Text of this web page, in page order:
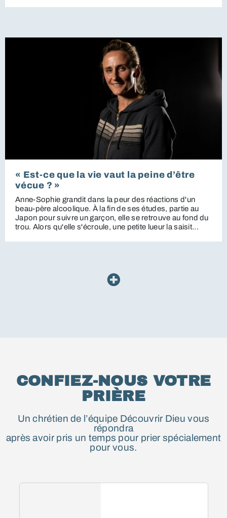
« Est-ce que la vie vaut la peine d’être
vécue ? »
Anne-Sophie grandit dans la peur des réactions d'un
beau-père alcoolique. À la fin de ses études, partie au
Japon pour suivre un garçon, elle se retrouve au fond du
trou. Alors qu'elle s'écroule, une petite lueur la saisit...
CONFIEZ-NOUS VOTRE
PRIÈRE
Un chrétien de l’équipe Découvrir Dieu vous
répondra
après avoir pris un temps pour prier spécialement
pour vous.